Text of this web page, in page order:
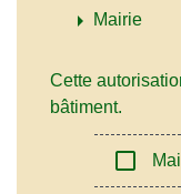
arrow_right Mairie
Cette
bâtiment.
check_box_outline_blank